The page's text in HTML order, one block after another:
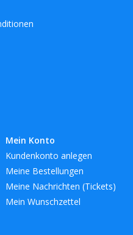
Mein Konto
Kundenkonto anlegen
Meine Bestellungen
Meine Nachrichten (Tickets)
Mein Wunschzettel